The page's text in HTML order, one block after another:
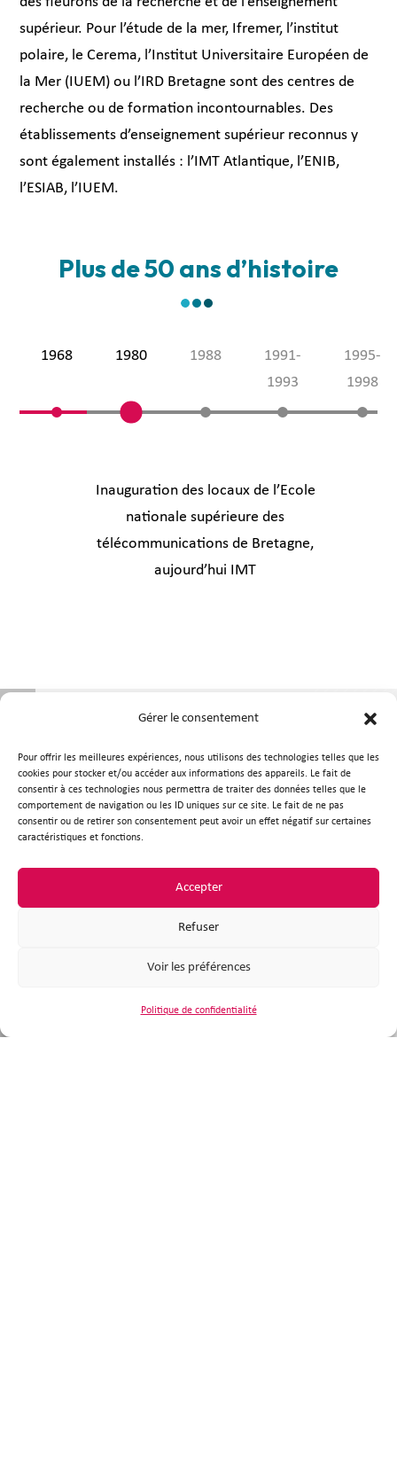
Gérer le consentement
Pour offrir les meilleures expériences, nous utilisons des technologies telles que les
cookies pour stocker et/ou accéder aux informations des appareils. Le fait de
consentir à ces technologies nous permettra de traiter des données telles que le
comportement de navigation ou les ID uniques sur ce site. Le fait de ne pas
consentir ou de retirer son consentement peut avoir un effet négatif sur certaines
caractéristiques et fonctions.
Accepter
Refuser
Voir les préférences
Politique de confidentialité
supérieur. Pour l’étude de la mer, Ifremer, l’institut
polaire, le Cerema, l’Institut Universitaire Européen de
la Mer (IUEM) ou l’IRD Bretagne sont des centres de
recherche ou de formation incontournables. Des
établissements d’enseignement supérieur reconnus y
sont également installés : l’IMT Atlantique, l’ENIB,
l’ESIAB, l’IUEM.
Plus de 50 ans d’histoire
1968 1980 1988
1991-
1993
1995-
1998
Inauguration des locaux de l’Ecole
nationale supérieure des
télécommunications de Bretagne,
aujourd’hui IMT